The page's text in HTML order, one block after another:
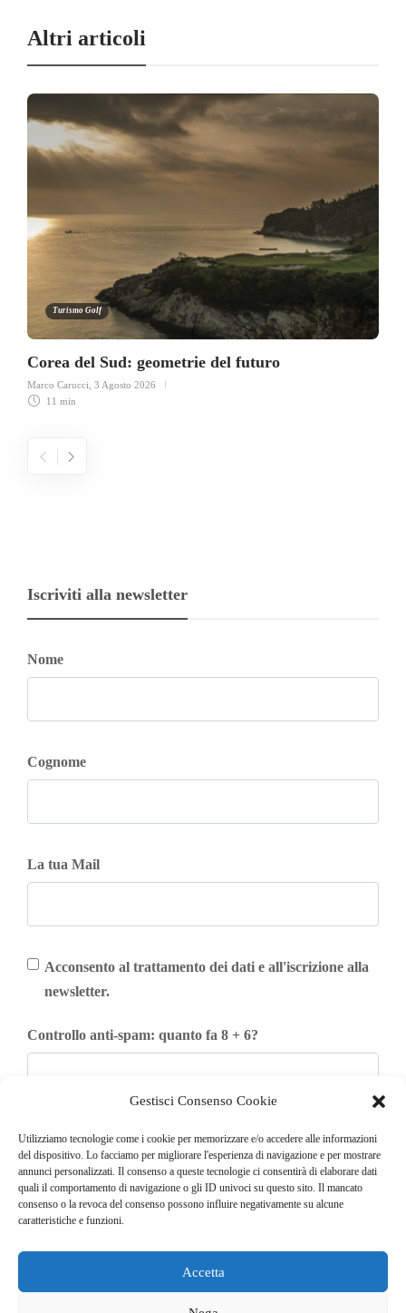
Gestisci Consenso Cookie
Utilizziamo tecnologie come i cookie per memorizzare e/o accedere alle informazioni
del dispositivo. Lo facciamo per migliorare l'esperienza di navigazione e per mostrare
annunci personalizzati. Il consenso a queste tecnologie ci consentirà di elaborare dati
quali il comportamento di navigazione o gli ID univoci su questo sito. Il mancato
consenso o la revoca del consenso possono influire negativamente su alcune
caratteristiche e funzioni.
Accetta
Altri articoli
Turismo Golf
Corea del Sud: geometrie del futuro
Marco Carucci, 3 Agosto 2026
11 min
Iscriviti alla newsletter
Nome
Cognome
La tua Mail
Acconsento al trattamento dei dati e all'iscrizione alla
newsletter.
Controllo anti-spam: quanto fa 8 + 6?
Iscriviti